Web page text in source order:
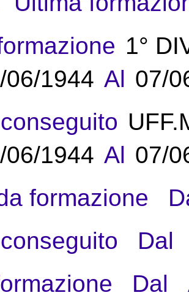
1°
06/1944 Al 07/
06/1944 Al 07/
formazione
Dal
Dal